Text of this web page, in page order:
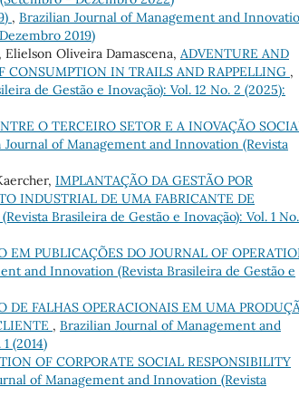
, Brazilian Journal of Management and
2019)
Oliveira Damascena, ADVENTURE AND
CONSUMPTION IN TRAILS AND RAPPELLING ,
de Gestão e Inovação): Vol. 12 No. 2 (2025):
O TERCEIRO SETOR E A INOVAÇÃO
Journal of Management and Innovation (Revista
IMPLANTAÇÃO DA GESTÃO POR
INDUSTRIAL DE UMA FABRICANTE DE
Brasileira de Gestão e Inovação): Vol. 1
EM PUBLICAÇÕES DO JOURNAL OF
and Innovation (Revista Brasileira de Gestão e
DE FALHAS OPERACIONAIS EM UMA
, Brazilian Journal of Management and
(2014)
OF CORPORATE SOCIAL RESPONSIBILITY
of Management and Innovation (Revista